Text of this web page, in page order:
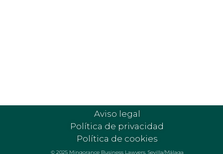
Aviso legal
Política de privacidad
Política de cookies
© 2025 Mingorance Business Lawyers. Sevilla/Málaga